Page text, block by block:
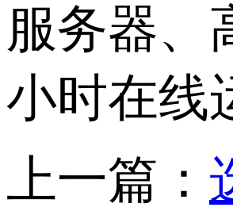
服务器、
小时在线
上一篇：